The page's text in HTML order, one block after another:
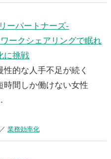
ーパートナーズ-
ークシェアリングで眠れ
に挑戦
性的な人手不足が続く
時間しか働けない女性
業務効率化